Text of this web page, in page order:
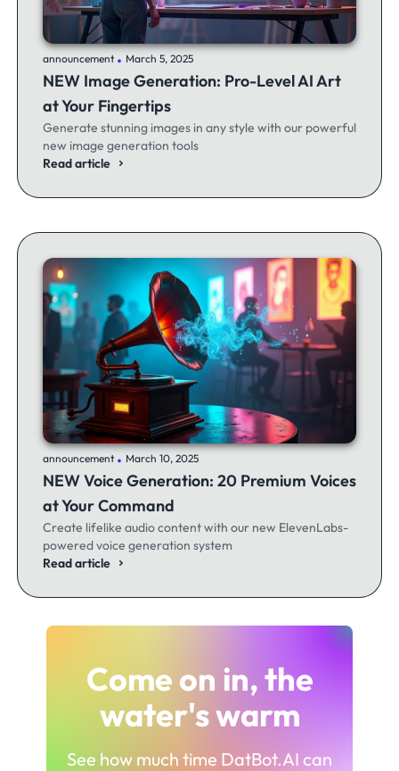
announcement .March 5, 2025
NEW Image Generation: Pro-Level AI Art
at Your Fingertips
Generate stunning images in any style with our powerful
new image generation tools
Read article
announcement .March 10, 2025
NEW Voice Generation: 20 Premium Voices
at Your Command
Create lifelike audio content with our new ElevenLabs-
powered voice generation system
Read article
Come on in, the
water's warm
See how much time DatBot.AI can